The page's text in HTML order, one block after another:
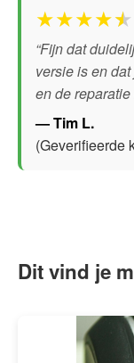
★★★★★
“Fijn dat
versie is en
en de
— Tim L.
(Geverifieerde
Dit vind je